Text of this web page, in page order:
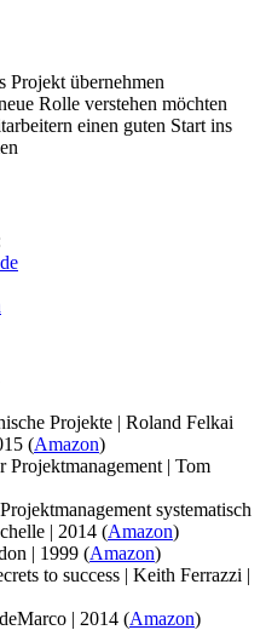
Projekt übernehmen
Rolle verstehen möchten
einen guten Start ins
Projekte | Roland Felkai
(Amazon)
| Tom
systematisch
| 2014 (Amazon)
| 1999 (Amazon)
to success | Keith Ferrazzi |
| 2014 (Amazon)